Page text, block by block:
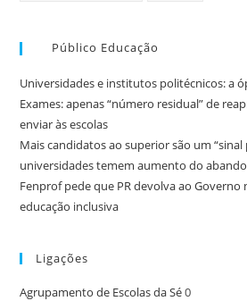
Público Educação
Universidades e institutos politécnicos: a
Exames: apenas “número residual” de
enviar às escolas
Mais candidatos ao superior são um “sinal
universidades temem aumento do
Fenprof pede que PR devolva ao Governo
educação inclusiva
Ligações
Agrupamento de Escolas da Sé0